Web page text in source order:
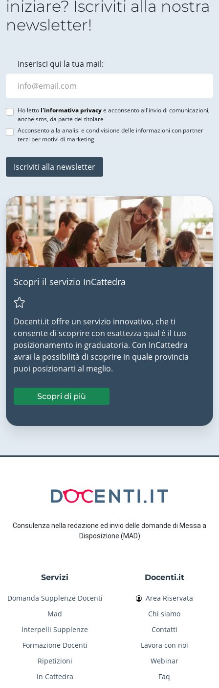
iniziare? Iscriviti alla nostra
newsletter!
Inserisci qui la tua mail:
Ho letto l'informativa privacye acconsento all'invio di comunicazioni,
anche sms, da parte del titolare
Acconsento alla analisi e condivisione delle informazioni con partner
terzi per motivi di marketing
Iscriviti alla newsletter
Scopri il servizio InCattedra
Docenti.it offre un servizio innovativo, che ti
consente di scoprire con esattezza qual è il tuo
posizionamento in graduatoria. Con InCattedra
avrai la possibilità di scoprire in quale provincia
puoi posizionarti al meglio.
Scopri di più
Consulenza nella redazione ed invio delle domande di Messa a
Disposizione (MAD)
Servizi
Domanda Supplenze Docenti
Mad
Interpelli Supplenze
Formazione Docenti
Ripetizioni
In Cattedra
Docenti.it
Area Riservata
Chi siamo
Contatti
Lavora con noi
Webinar
Faq